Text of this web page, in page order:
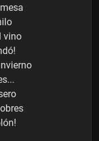
vino